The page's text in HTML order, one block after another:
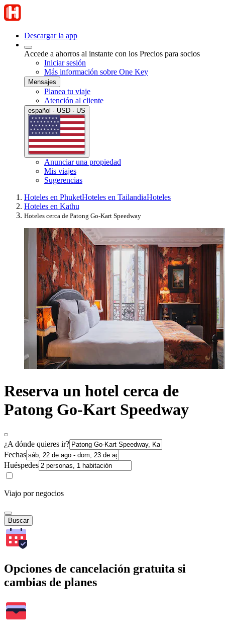
Descargar la app
Accede a ahorros al instante con los Precios para socios
Iniciar sesión
Más información sobre One Key
Mensajes
Planea tu viaje
Atención al cliente
español · USD · US
Anunciar una propiedad
Mis viajes
Sugerencias
Hoteles en PhuketHoteles en TailandiaHoteles
Hoteles en Kathu
Hoteles cerca de Patong Go-Kart Speedway
Reserva un hotel cerca de
Patong Go-Kart Speedway
¿A dónde quieres ir?
Fechas
Huéspedes
Viajo por negocios
Buscar
Opciones de cancelación gratuita si
cambias de planes